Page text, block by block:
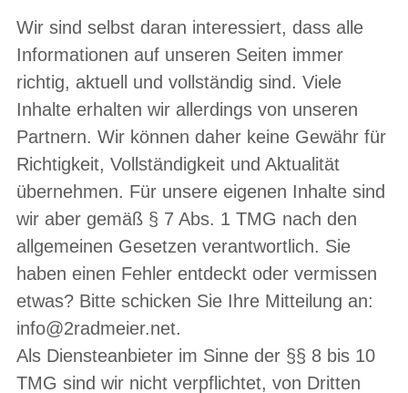
Wir sind selbst daran interessiert, dass alle
Informationen auf unseren Seiten immer
richtig, aktuell und vollständig sind. Viele
Inhalte erhalten wir allerdings von unseren
Partnern. Wir können daher keine Gewähr für
Richtigkeit, Vollständigkeit und Aktualität
übernehmen. Für unsere eigenen Inhalte sind
wir aber gemäß § 7 Abs. 1 TMG nach den
allgemeinen Gesetzen verantwortlich. Sie
haben einen Fehler entdeckt oder vermissen
etwas? Bitte schicken Sie Ihre Mitteilung an:
info@2radmeier.net.
Als Diensteanbieter im Sinne der §§ 8 bis 10
TMG sind wir nicht verpflichtet, von Dritten